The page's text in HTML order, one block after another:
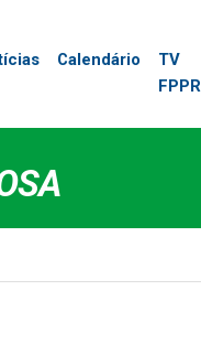
Calendário
TV
FPPR